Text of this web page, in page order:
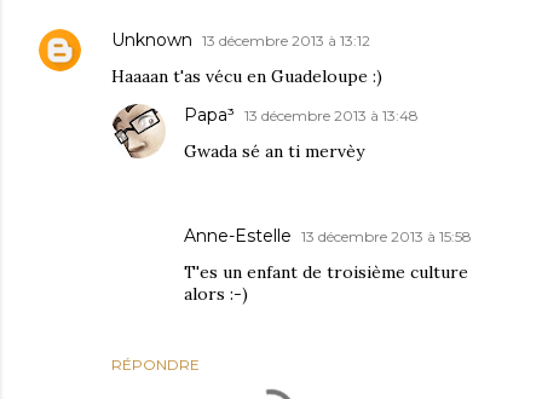
Unknown 13 décembre 2013 à 13:12
Haaaan t'as vécu en Guadeloupe :)
RÉPONDRE
Papa³ 13 décembre 2013 à 13:48
Gwada sé an ti mervèy
Anne-Estelle 13 décembre 2013 à 15:58
T'es un enfant de troisième culture
alors :-)